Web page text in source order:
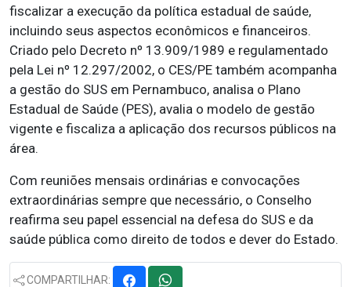
fiscalizar a execução da política estadual de saúde,
incluindo seus aspectos econômicos e financeiros.
Criado pelo Decreto nº 13.909/1989 e regulamentado
pela Lei nº 12.297/2002, o CES/PE também acompanha
a gestão do SUS em Pernambuco, analisa o Plano
Estadual de Saúde (PES), avalia o modelo de gestão
vigente e fiscaliza a aplicação dos recursos públicos na
área.
Com reuniões mensais ordinárias e convocações
extraordinárias sempre que necessário, o Conselho
reafirma seu papel essencial na defesa do SUS e da
saúde pública como direito de todos e dever do Estado.
COMPARTILHAR: